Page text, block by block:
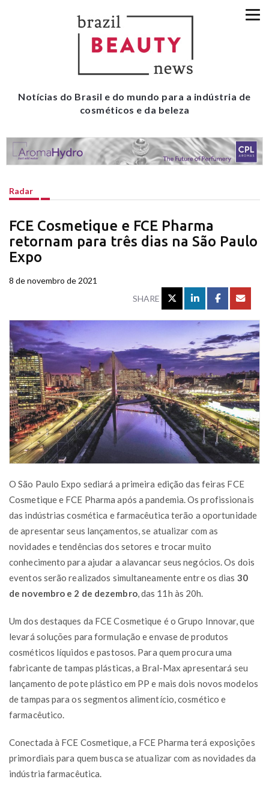
Notícias do Brasil e do mundo para a indústria de
cosméticos e da beleza
Radar
FCE Cosmetique e FCE Pharma
retornam para três dias na São Paulo
Expo
8 de novembro de 2021
SHARE
O São Paulo Expo sediará a primeira edição das feiras FCE
Cosmetique e FCE Pharma após a pandemia. Os profissionais
das indústrias cosmética e farmacêutica terão a oportunidade
de apresentar seus lançamentos, se atualizar com as
novidades e tendências dos setores e trocar muito
conhecimento para ajudar a alavancar seus negócios. Os dois
eventos serão realizados simultaneamente entre os dias 30
de novembro e 2 de dezembro, das 11h às 20h.
Um dos destaques da FCE Cosmetique é o Grupo Innovar, que
levará soluções para formulação e envase de produtos
cosméticos líquidos e pastosos. Para quem procura uma
fabricante de tampas plásticas, a Bral-Max apresentará seu
lançamento de pote plástico em PP e mais dois novos modelos
de tampas para os segmentos alimentício, cosmético e
farmacêutico.
Conectada à FCE Cosmetique, a FCE Pharma terá exposições
primordiais para quem busca se atualizar com as novidades da
indústria farmacêutica.